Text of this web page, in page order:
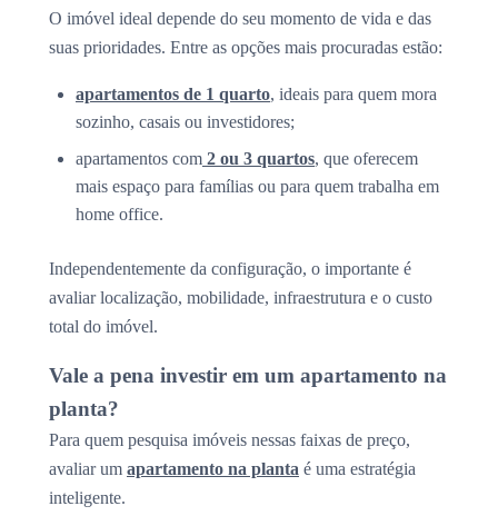
O imóvel ideal depende do seu momento de vida e das
suas prioridades. Entre as opções mais procuradas estão:
apartamentos de 1 quarto, ideais para quem mora
sozinho, casais ou investidores;
apartamentos com 2 ou 3 quartos, que oferecem
mais espaço para famílias ou para quem trabalha em
home office.
Independentemente da configuração, o importante é
avaliar localização, mobilidade, infraestrutura e o custo
total do imóvel.
Vale a pena investir em um apartamento na
planta?
Para quem pesquisa imóveis nessas faixas de preço,
avaliar um apartamento na planta é uma estratégia
inteligente.